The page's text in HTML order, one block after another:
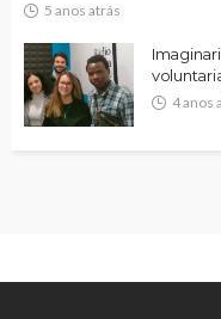
5 anos atrás
4 anos